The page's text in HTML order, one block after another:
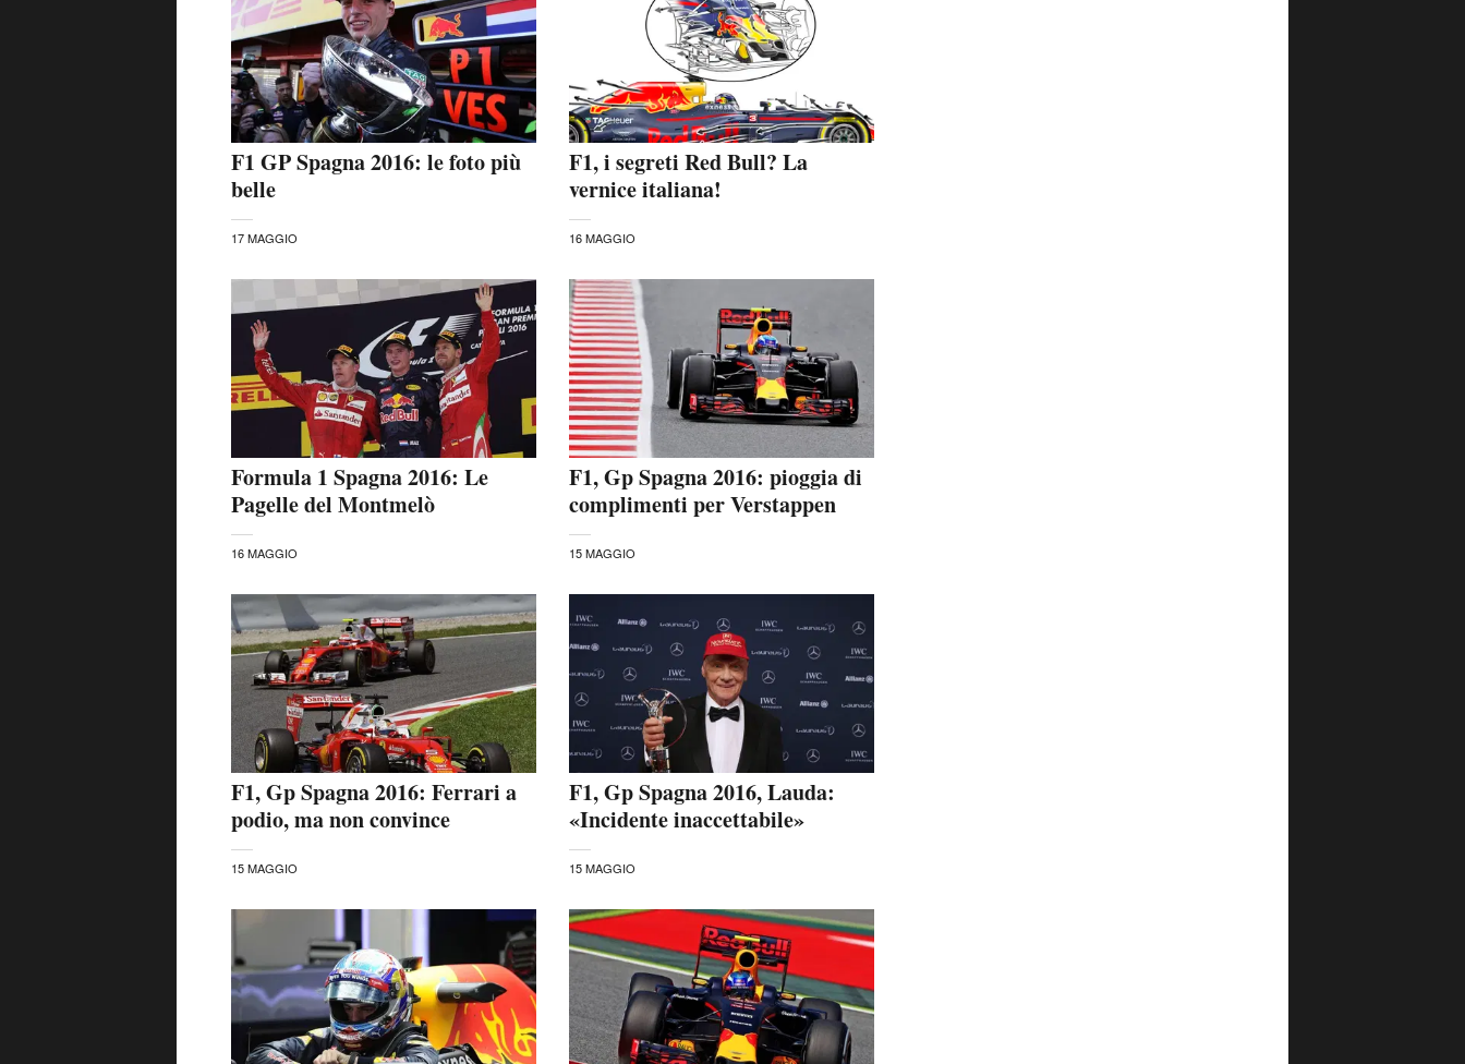
F1 GP Spagna 2016: le foto più
belle
17 MAGGIO
F1, i segreti Red Bull? La
vernice italiana!
16 MAGGIO
Formula 1 Spagna 2016: Le
Pagelle del Montmelò
16 MAGGIO
F1, Gp Spagna 2016: pioggia di
complimenti per Verstappen
15 MAGGIO
F1, Gp Spagna 2016: Ferrari a
podio, ma non convince
15 MAGGIO
F1, Gp Spagna 2016, Lauda:
«Incidente inaccettabile»
15 MAGGIO